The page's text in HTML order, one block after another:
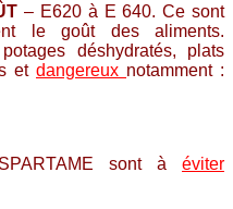
– E620 à E 640. Ce sont
le goût des aliments.
déshydratés, plats
et dangereux notamment :
sont à éviter